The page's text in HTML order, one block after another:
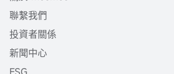
聯繫我們
投資者關係
新聞中心